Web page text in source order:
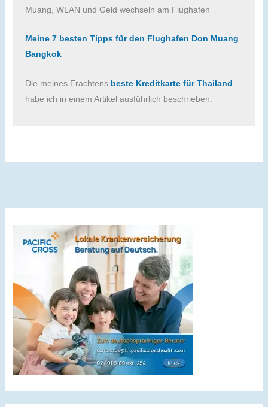
Muang, WLAN und Geld wechseln am Flughafen
Meine 7 besten Tipps für den Flughafen Don Muang
Bangkok
Die meines Erachtens beste Kreditkarte für Thailand
habe ich in einem Artikel ausführlich beschrieben.